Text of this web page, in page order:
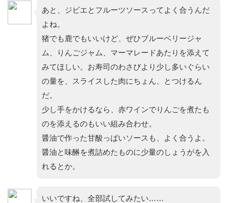
あと、ジビエとフルーツソースってよく合うんだ
よね。
猪でも鹿でもいいけど、ぜひブルーベリージャ
ム、りんごジャム、マーマレードあたりを添えて
みてほしい。お寿司のわさびより少し多いぐらい
の量を、スライスした肉にちょん、とつけるん
だ。
少し手をかけるなら、赤ワインでりんごを煮たも
のを添えるのもいい組み合わせ。
醤油で作った甘酸っぱいソースも、よく合うよ。
醤油と味醂を煮詰めたものに少量のしょうがを入
れるとか。
いいですね、全部試してみたい……